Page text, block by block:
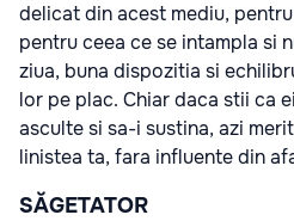
delicat din acest mediu,
pentru ceea ce se intampla si
ziua, buna dispozitia si
lor pe plac. Chiar daca stii ca
asculte si sa-i sustina, azi
linistea ta, fara influente din
SĂGETATOR